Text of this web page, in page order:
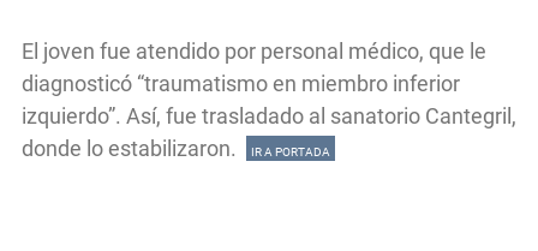
El joven fue atendido por personal médico, que le
diagnosticó “traumatismo en miembro inferior
izquierdo”. Así, fue trasladado al sanatorio Cantegril,
donde lo estabilizaron.
IR A PORTADA